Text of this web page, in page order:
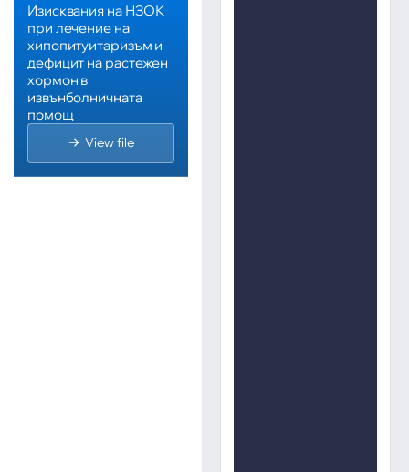
Изисквания на НЗОК
при лечение на
хипопитуитаризъм и
дефицит на растежен
хормон в
извънболничната
помощ
View file